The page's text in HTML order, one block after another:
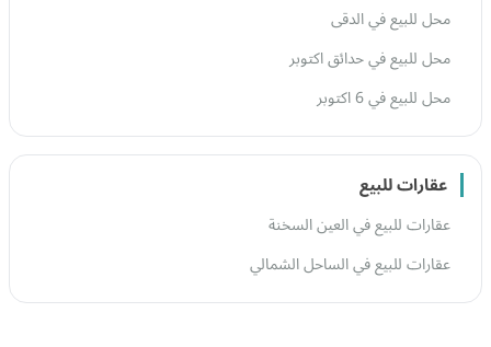
محل للبيع في الدقى
محل للبيع في حدائق اكتوبر
محل للبيع في 6 اكتوبر
عقارات للبيع
عقارات للبيع في العين السخنة
عقارات للبيع في الساحل الشمالي